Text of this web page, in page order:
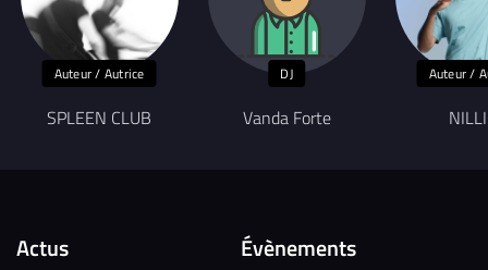
Auteur / Autrice
SPLEEN CLUB
DJ
Vanda Forte
Auteur /
Actus Évènements